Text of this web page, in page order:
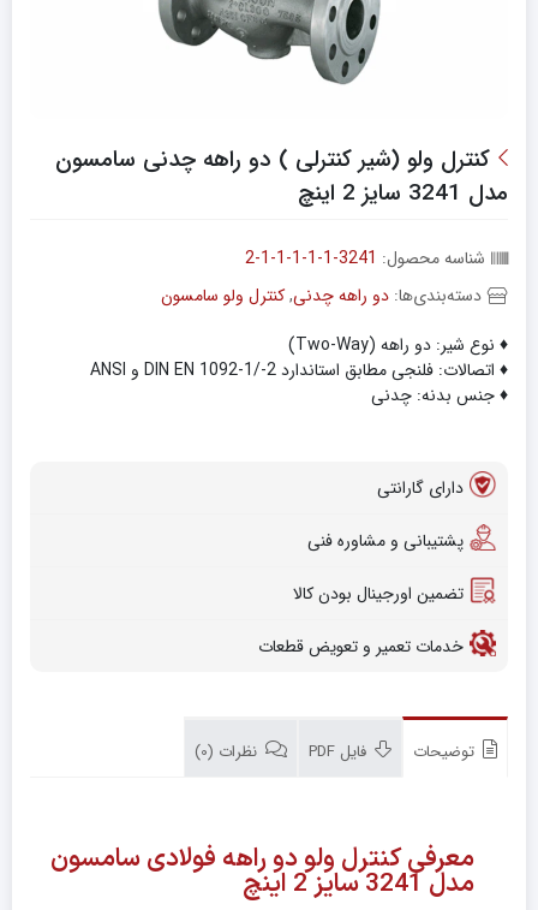
کنترل ولو (شیر کنترلی ) دو راهه چدنی سامسون
مدل 3241 سایز 2 اینچ
شناسه محصول: 3241-1-1-1-1-1-2
دسته‌بندی‌ها: دو راهه چدنی,کنترل ولو سامسون
♦ نوع شیر: دو راهه (Two-Way)
♦ اتصالات: فلنجی مطابق استاندارد DIN EN 1092-1/-2 و ANSI
♦ جنس بدنه: چدنی
دارای گارانتی
پشتیبانی و مشاوره فنی
تضمین اورجینال بودن کالا
خدمات تعمیر و تعویض قطعات
توضیحات فایل PDF نظرات (0)
معرفی کنترل ولو دو راهه فولادی سامسون
مدل 3241 سایز 2 اینچ